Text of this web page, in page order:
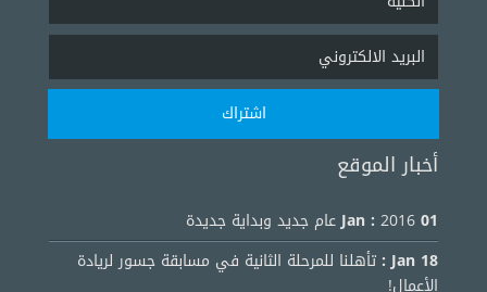
أخبار الموقع
01 Jan :2016 عام جديد وبداية جديدة
18 Jan :
تأهلنا للمرحلة الثانية في مسابقة جسور لريادة
الأعمال!